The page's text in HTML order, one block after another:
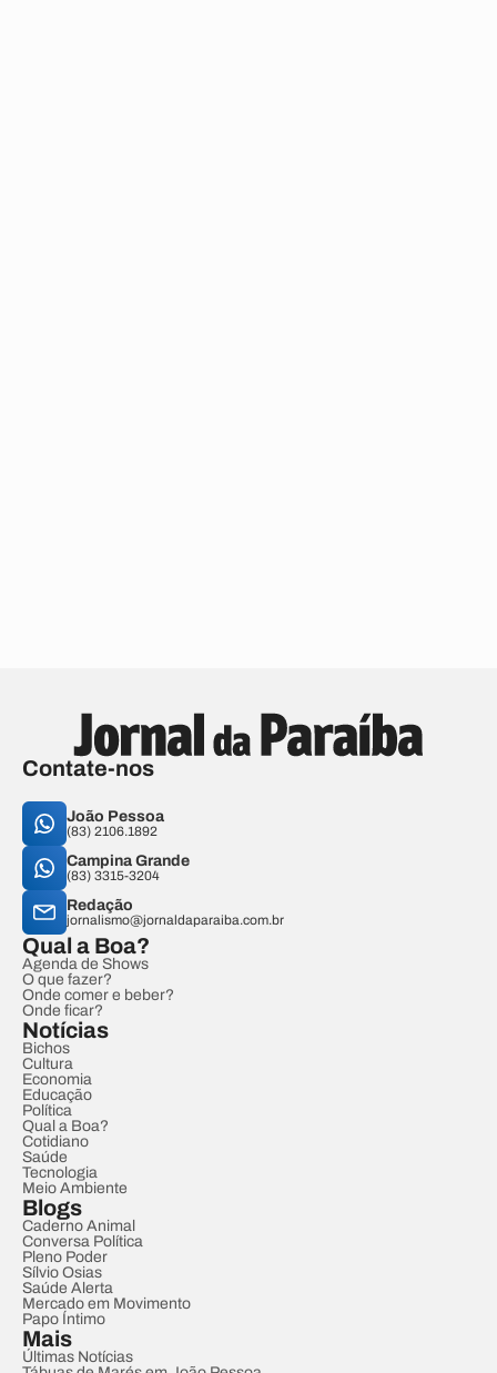
Contate-nos
João Pessoa
(83) 2106.1892
Campina Grande
(83) 3315-3204
Redação
jornalismo@jornaldaparaiba.com.br
Qual a Boa?
Agenda de Shows
O que fazer?
Onde comer e beber?
Onde ficar?
Notícias
Bichos
Cultura
Economia
Educação
Política
Qual a Boa?
Cotidiano
Saúde
Tecnologia
Meio Ambiente
Blogs
Caderno Animal
Conversa Política
Pleno Poder
Sílvio Osias
Saúde Alerta
Mercado em Movimento
Papo Íntimo
Mais
Últimas Notícias